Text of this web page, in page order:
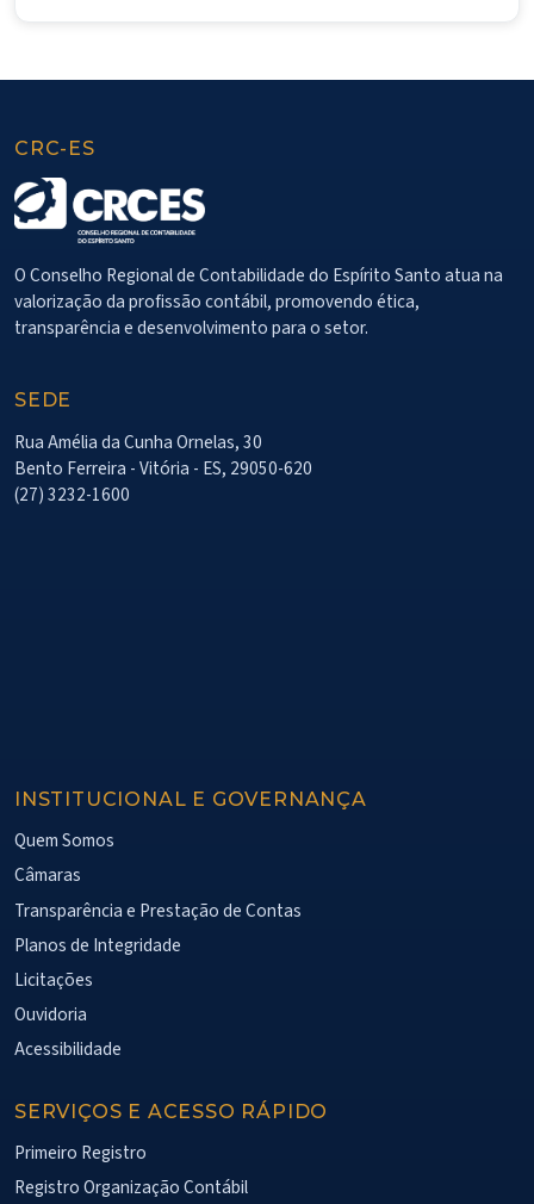
CRC-ES
O Conselho Regional de Contabilidade do Espírito Santo atua na
valorização da profissão contábil, promovendo ética,
transparência e desenvolvimento para o setor.
SEDE
Rua Amélia da Cunha Ornelas, 30
Bento Ferreira - Vitória - ES, 29050-620
(27) 3232-1600
INSTITUCIONAL E GOVERNANÇA
Quem Somos
Câmaras
Transparência e Prestação de Contas
Planos de Integridade
Licitações
Ouvidoria
Acessibilidade
SERVIÇOS E ACESSO RÁPIDO
Primeiro Registro
Registro Organização Contábil